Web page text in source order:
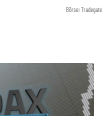
Börse: Tradegate